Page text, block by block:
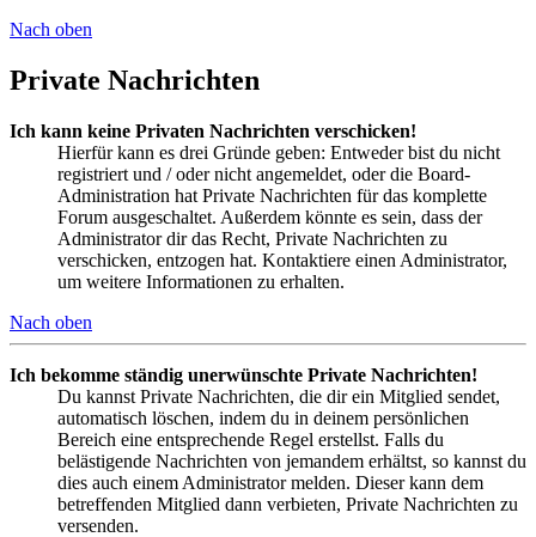
Nach oben
Private Nachrichten
Ich kann keine Privaten Nachrichten verschicken!
Hierfür kann es drei Gründe geben: Entweder bist du nicht
registriert und / oder nicht angemeldet, oder die Board-
Administration hat Private Nachrichten für das komplette
Forum ausgeschaltet. Außerdem könnte es sein, dass der
Administrator dir das Recht, Private Nachrichten zu
verschicken, entzogen hat. Kontaktiere einen Administrator,
um weitere Informationen zu erhalten.
Nach oben
Ich bekomme ständig unerwünschte Private Nachrichten!
Du kannst Private Nachrichten, die dir ein Mitglied sendet,
automatisch löschen, indem du in deinem persönlichen
Bereich eine entsprechende Regel erstellst. Falls du
belästigende Nachrichten von jemandem erhältst, so kannst du
dies auch einem Administrator melden. Dieser kann dem
betreffenden Mitglied dann verbieten, Private Nachrichten zu
versenden.